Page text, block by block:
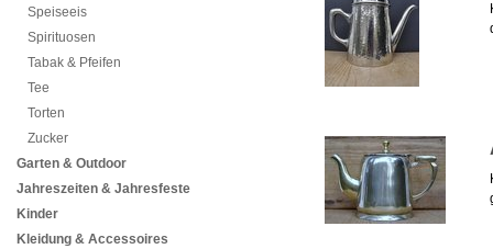
Speiseeis
Spirituosen
Tabak & Pfeifen
Tee
Torten
Zucker
Garten & Outdoor
Jahreszeiten & Jahresfeste
Kinder
Kleidung & Accessoires